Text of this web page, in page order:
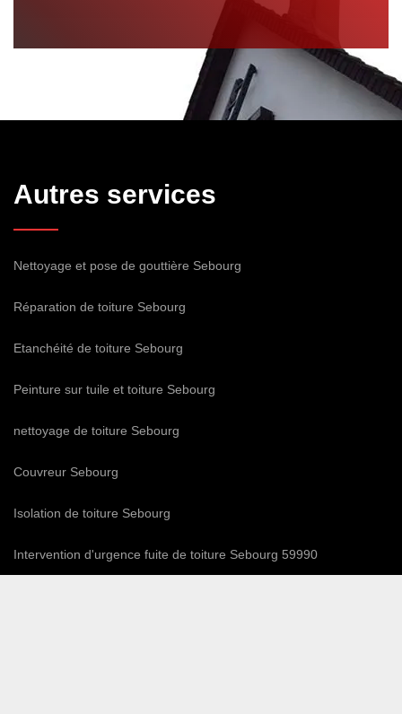
Autres services
Nettoyage et pose de gouttière Sebourg
Réparation de toiture Sebourg
Etanchéité de toiture Sebourg
Peinture sur tuile et toiture Sebourg
nettoyage de toiture Sebourg
Couvreur Sebourg
Isolation de toiture Sebourg
Intervention d'urgence fuite de toiture Sebourg 59990